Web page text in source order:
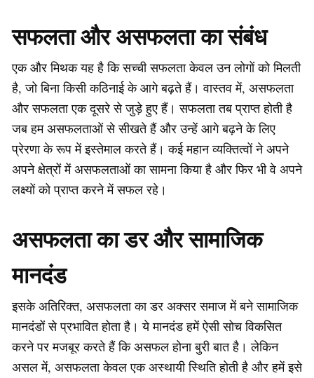
सफलता और असफलता का संबंध
एक और मिथक यह है कि सच्ची सफलता केवल उन लोगों को मिलती
है, जो बिना किसी कठिनाई के आगे बढ़ते हैं। वास्तव में, असफलता
और सफलता एक दूसरे से जुड़े हुए हैं। सफलता तब प्राप्त होती है
जब हम असफलताओं से सीखते हैं और उन्हें आगे बढ़ने के लिए
प्रेरणा के रूप में इस्तेमाल करते हैं। कई महान व्यक्तित्वों ने अपने
अपने क्षेत्रों में असफलताओं का सामना किया है और फिर भी वे अपने
लक्ष्यों को प्राप्त करने में सफल रहे।
असफलता का डर और सामाजिक
मानदंड
इसके अतिरिक्त, असफलता का डर अक्सर समाज में बने सामाजिक
मानदंडों से प्रभावित होता है। ये मानदंड हमें ऐसी सोच विकसित
करने पर मजबूर करते हैं कि असफल होना बुरी बात है। लेकिन
असल में, असफलता केवल एक अस्थायी स्थिति होती है और हमें इसे